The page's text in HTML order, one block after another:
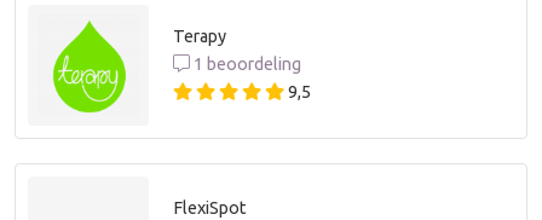
Terapy
1 beoordeling
9,5
FlexiSpot